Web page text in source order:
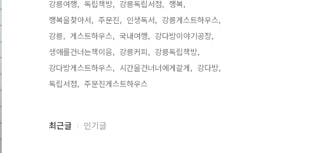
강릉여행, 독립책방, 강릉독립서점, 행복,
행복을찾아서, 주문진, 인생독서, 강릉게스트하우스,
강릉, 게스트하우스, 국내여행, 강다방이야기공장,
생애를건너는책이음, 강릉커피, 강릉독립책방,
강다방게스트하우스, 시간을건너너에게갈게, 강다방,
독립서점, 주문진게스트하우스,
최
최근글 인기글